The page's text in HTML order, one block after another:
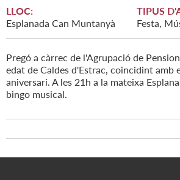
LLOC:
Esplanada Can Muntanyà
TIPUS
Festa,
Pregó a càrrec de l'Agrupació de
edat de Caldes d'Estrac, coincidint amb
aniversari. A les 21h a la mateixa
bingo musical.